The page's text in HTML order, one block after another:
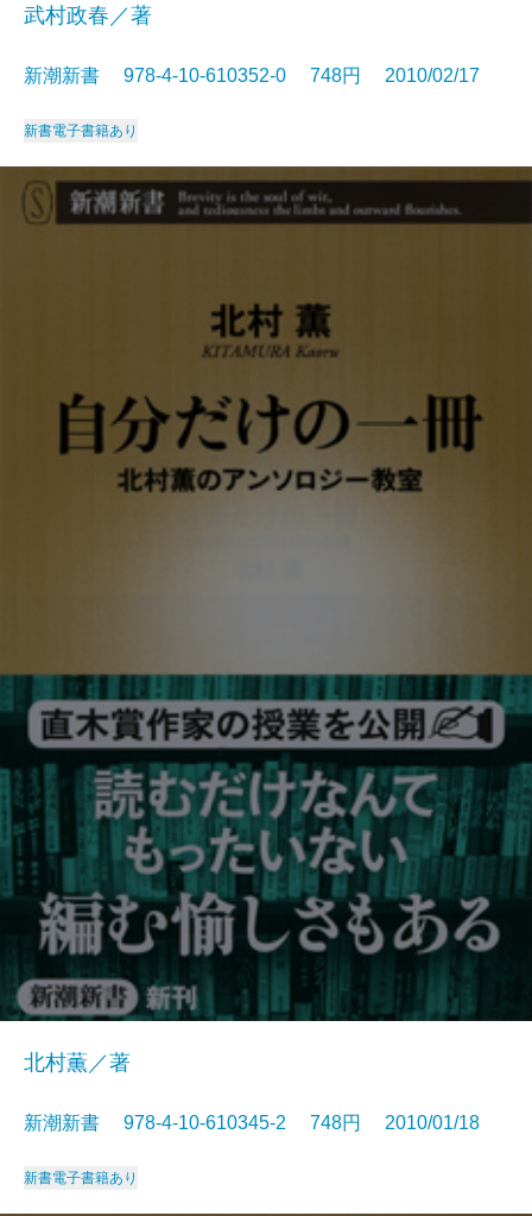
武村政春／著
新潮新書 978-4-10-610352-0 748円 2010/02/17
新書電子書籍あり
北村薫／著
新潮新書 978-4-10-610345-2 748円 2010/01/18
新書電子書籍あり